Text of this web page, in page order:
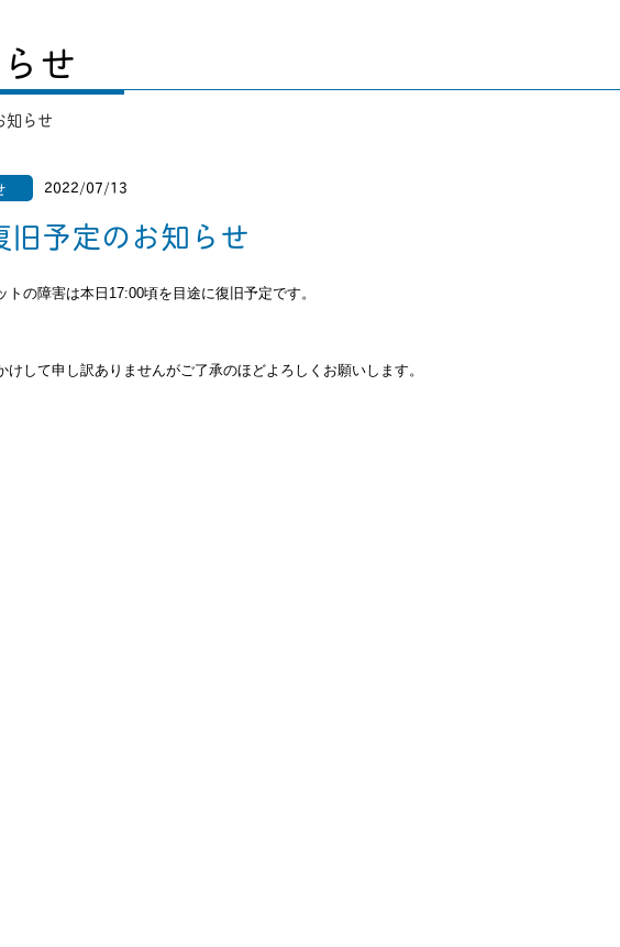
せ
知らせ
2022/07/13
旧予定のお知らせ
トの障害は本日17:00頃を目途に復旧予定です。
けして申し訳ありませんがご了承のほどよろしくお願いします。